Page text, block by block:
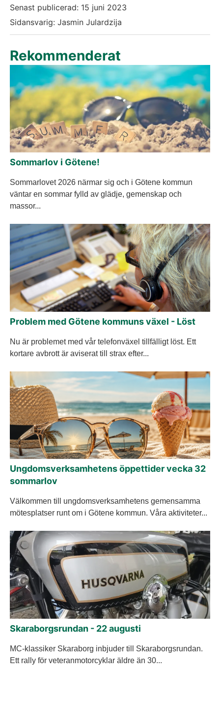
Senast publicerad: 15 juni 2023
Sidansvarig: Jasmin Julardzija
Rekommenderat
Sommarlov i Götene!
Sommarlovet 2026 närmar sig och i Götene kommun
väntar en sommar fylld av glädje, gemenskap och
massor...
Problem med Götene kommuns växel - Löst
Nu är problemet med vår telefonväxel tillfälligt löst. Ett
kortare avbrott är aviserat till strax efter...
Ungdomsverksamhetens öppettider vecka 32
sommarlov
Välkommen till ungdomsverksamhetens gemensamma
mötesplatser runt om i Götene kommun. Våra aktiviteter...
Skaraborgsrundan - 22 augusti
MC-klassiker Skaraborg inbjuder till Skaraborgsrundan.
Ett rally för veteranmotorcyklar äldre än 30...